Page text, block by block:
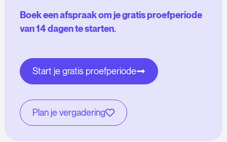
Boek een afspraak om je gratis proefperiode
van 14 dagen te starten.
Start je gratis proefperiode
Plan je vergadering